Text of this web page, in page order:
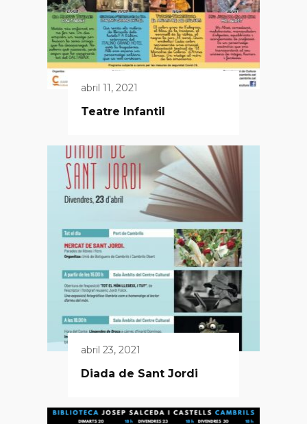
abril 11, 2021
Teatre Infantil
abril 23, 2021
Diada de Sant Jordi